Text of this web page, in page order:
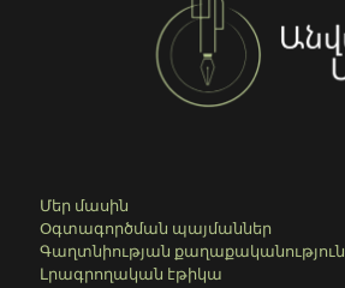
Մեր մասին
Օգտագործման պայմաններ
Գաղտնիության քաղաքականություն
Լրագրողական էթիկա